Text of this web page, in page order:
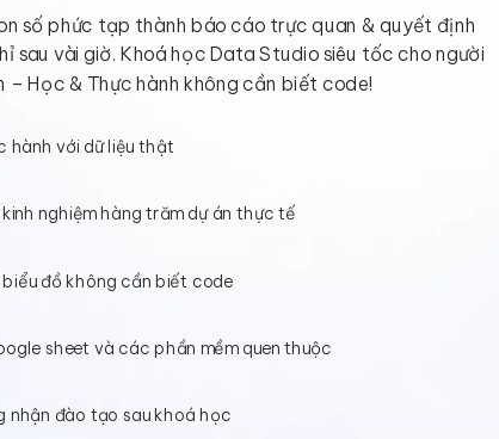
số phức tạp thành báo cáo trực quan & quyết định
sau vài giờ. Khoá học Data Studio siêu tốc cho người
– Học & Thực hành không cần biết code!
hành với dữ liệu thật
nghiệm hàng trăm dự án thực tế
đồ không cần biết code
sheet và các phần mềm quen thuộc
nhận đào tạo sau khoá học